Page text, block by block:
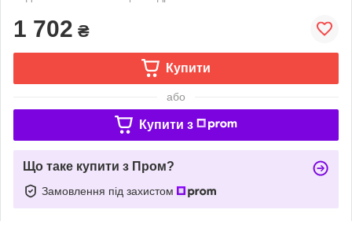
1 702 ₴
Купити
або
Купити з
Що таке купити з Пром?
Замовлення під захистом